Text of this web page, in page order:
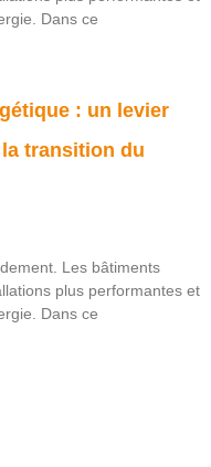
Dans ce
: un levier
transition du
Les bâtiments
plus performantes et
Dans ce